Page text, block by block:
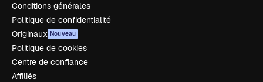
Conditions générales
Politique de confidentialité
Originaux Nouveau
Politique de cookies
Centre de confiance
Affiliés